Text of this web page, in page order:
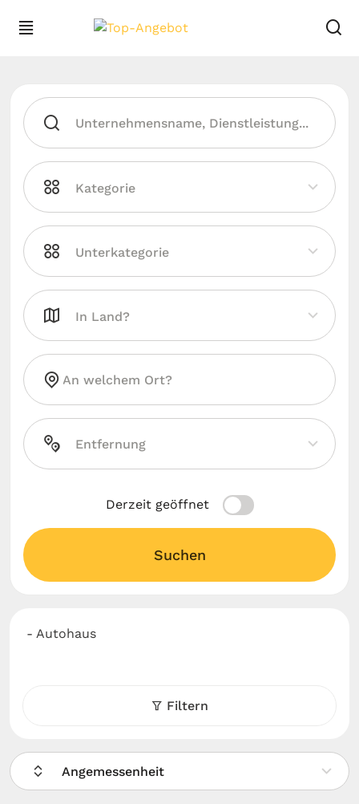
Derzeit geöffnet
Suchen
- Autohaus
Filtern
Angemessenheit